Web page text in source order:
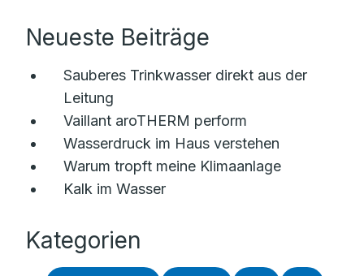
Neueste Beiträge
Sauberes Trinkwasser direkt aus der
Leitung
Vaillant aroTHERM perform
Wasserdruck im Haus verstehen
Warum tropft meine Klimaanlage
Kalk im Wasser
Kategorien